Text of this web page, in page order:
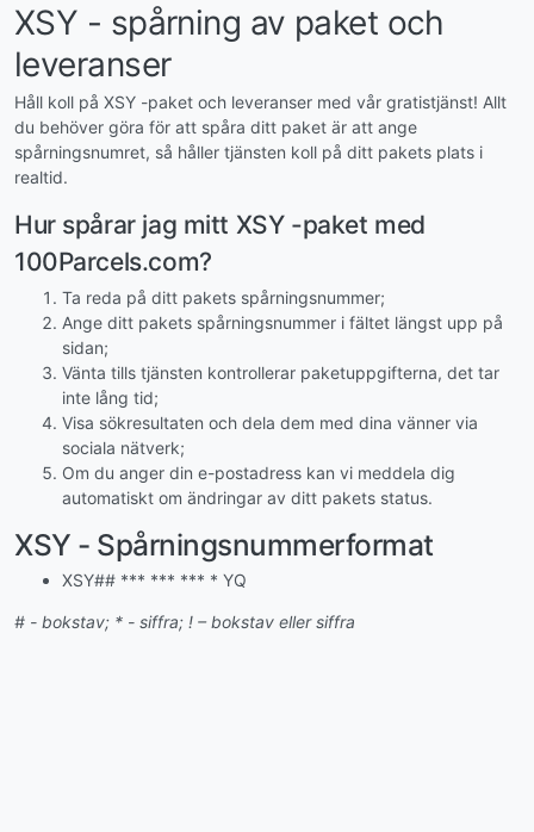
XSY - spårning av paket och
leveranser
Håll koll på XSY -paket och leveranser med vår gratistjänst! Allt
du behöver göra för att spåra ditt paket är att ange
spårningsnumret, så håller tjänsten koll på ditt pakets plats i
realtid.
Hur spårar jag mitt XSY -paket med
100Parcels.com?
Ta reda på ditt pakets spårningsnummer;
Ange ditt pakets spårningsnummer i fältet längst upp på
sidan;
Vänta tills tjänsten kontrollerar paketuppgifterna, det tar
inte lång tid;
Visa sökresultaten och dela dem med dina vänner via
sociala nätverk;
Om du anger din e-postadress kan vi meddela dig
automatiskt om ändringar av ditt pakets status.
XSY - Spårningsnummerformat
XSY## *** *** *** * YQ
# - bokstav; * - siffra; ! – bokstav eller siffra